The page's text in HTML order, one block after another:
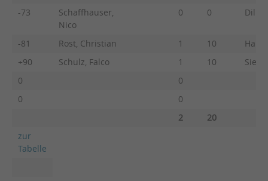
-73
Schaffhauser,
Nico
0 0
-81 Rost, Christian 1 10
+90
Schulz, Falco 1 10
0
0
0
0
2
20
zur
Tabelle